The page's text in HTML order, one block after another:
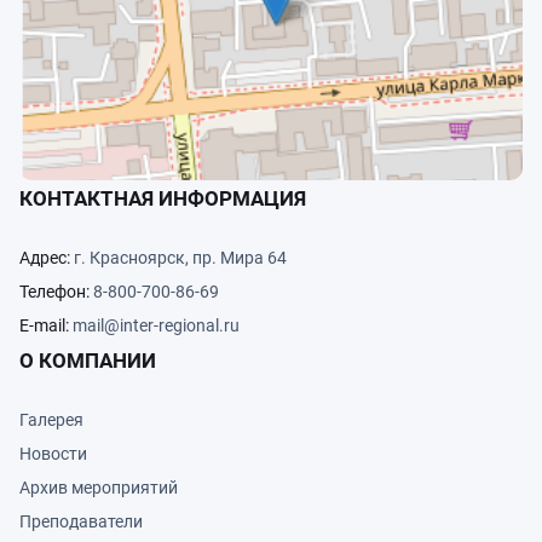
документах и введения новых методик. По традиции слушатели
«Недели сметчика в Москве» приняли участие в премии «Сметчик
года». В этом году победительницей стала онлайн-слушательница
Татьяна Ермолаева.
КОНТАКТНАЯ ИНФОРМАЦИЯ
Адрес: г. Красноярск, пр. Мира 64
Телефон:8-800-700-86-69
E-mail: mail@inter-regional.ru
О КОМПАНИИ
Галерея
Новости
Архив мероприятий
Преподаватели